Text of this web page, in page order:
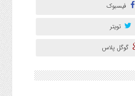
فیسبوک
تویتر
گوگل پلاس